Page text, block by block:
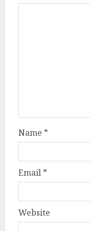
Name *
Email *
Website